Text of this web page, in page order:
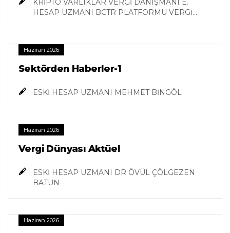
KRİPTO VARLIKLAR VERGİ DANIŞMANI E.
HESAP UZMANI BCTR PLATFORMU VERGİ
Haziran 2026
Sektörden Haberler-1
ESKİ HESAP UZMANI MEHMET BİNGÖL
Haziran 2026
Vergi Dünyası Aktüel
ESKİ HESAP UZMANI DR ÖVÜL ÇÖLGEZEN
BATUN
Haziran 2026